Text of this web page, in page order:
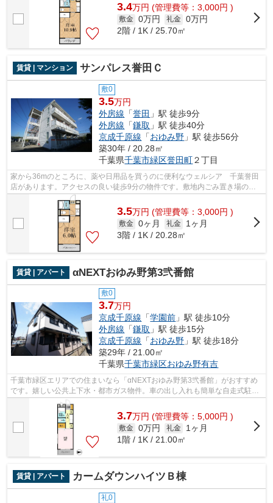
3.4万円 (管理費等：3,000円 )
敷金 0万円 礼金 0万円
2階 / 1K / 25.70㎡
賃貸 | マンション サンパレス誉田Ｃ
敷0
3.5万円
外房線 「誉田 」駅 徒歩9分
外房線 「鎌取 」駅 徒歩40分
京成千原線 「おゆみ野 」駅 徒歩56分
築30年 / 20.28㎡
千葉県千葉市緑区誉田町２丁目
家から36mのところに、薬や日用品を買うのに便利なウェルシア 千葉誉田
店があります。アクセスの良い徒歩9分の物件です。敷地内ごみ置き場のあ
る物件なので、ゴミ出しが楽です。今や...
3.5万円 (管理費等：3,000円 )
敷金 0ヶ月 礼金
1ヶ月
3階 / 1K / 20.28㎡
賃貸 | アパート αNEXTおゆみ野第3弐番館
敷0
3.7万円
京成千原線 「学園前 」駅 徒歩10分
外房線 「鎌取 」駅 徒歩15分
京成千原線 「おゆみ野 」駅 徒歩18分
築29年 / 21.00㎡
千葉県千葉市緑区おゆみ野有吉
千葉市緑区エリアでの住まいなら「αNEXTおゆみ野第3弐番館」がおすすめ
です。嬉しい公共上下水・都市ガス物件。車の出し入れも簡単な自走式駐車
場有。駐車場が空いていますので、車の...
3.7万円 (管理費等：5,000円 )
敷金 0万円 礼金
1ヶ月
1階 / 1K / 21.00㎡
賃貸 | アパート カームダウンハイツＢ棟
礼0